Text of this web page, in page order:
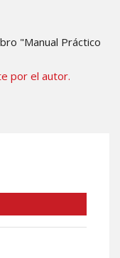
"Manual Práctico
por el autor.